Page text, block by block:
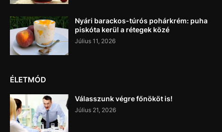
Nyári barackos-túrós pohárkrém: puha
piskóta kerül a rétegek közé
Július 11, 2026
ÉLETMÓD
Válasszunk végre főnököt is!
Július 21, 2026